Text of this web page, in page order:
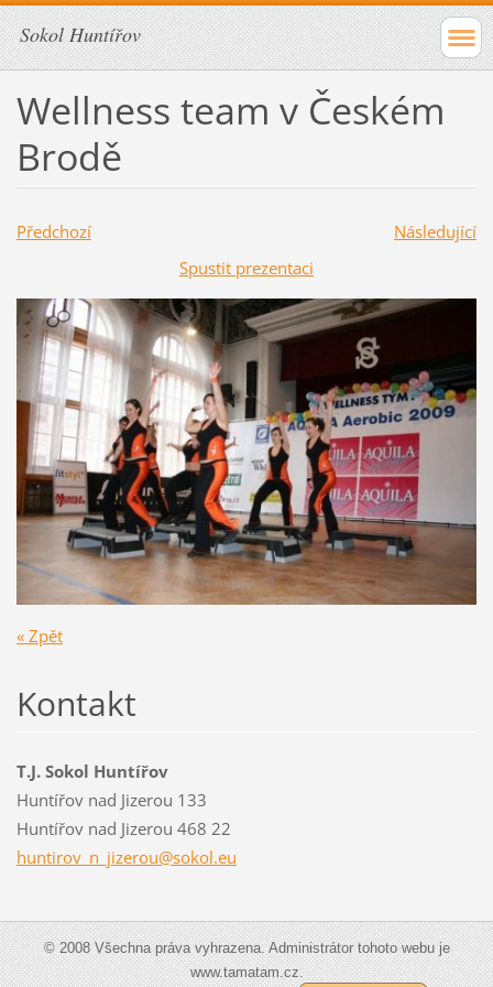
Sokol Huntířov
Wellness team v Českém
Brodě
Předchozí
Následující
Spustit prezentaci
« Zpět
Kontakt
T.J. Sokol Huntířov
Huntířov nad Jizerou 133
Huntířov nad Jizerou 468 22
huntirov_n_jizerou@sokol.eu
© 2008 Všechna práva vyhrazena. Administrátor tohoto webu je
www.tamatam.cz.